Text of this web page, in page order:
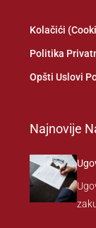
Kolačići
Politika
Opšti Uslovi
Najnovije